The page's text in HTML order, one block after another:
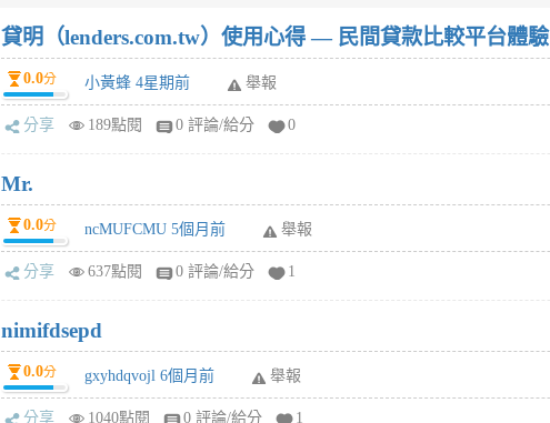
貸明（lenders.com.tw）使用心得 — 民間貸款比較平台體驗
0.0分 小黃蜂 4星期前 舉報
分享 189點閱 0 評論/給分 0
Mr.
0.0分 ncMUFCMU 5個月前 舉報
分享 637點閱 0 評論/給分 1
nimifdsepd
0.0分 gxyhdqvojl 6個月前 舉報
分享 1040點閱 0 評論/給分 1